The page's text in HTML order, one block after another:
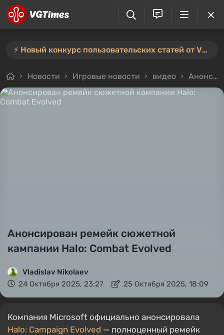
⚡️ Новый конкурс пользовательских статей от VGTimes — участвуйте тут ⚡️
Новости Игровые новости видео Анонсирован ремейк сюжетной кампании Halo: Combat Evolved
Анонсирован ремейк сюжетной
кампании Halo: Combat Evolved
Vladislav Nikolaev
24 Октября 2025, 23:27
25 Октября 2025, 18:09
Компания Microsoft официально анонсировала
Halo: Campaign Evolved — полноценный ремейк